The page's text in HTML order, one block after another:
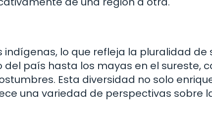
indígenas, lo que refleja la pluralidad de
del país hasta los mayas en el sureste,
Esta diversidad no solo
una variedad de perspectivas sobre